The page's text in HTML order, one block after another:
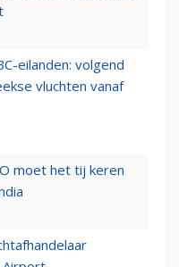
eilanden: volgend
vluchten vanaf
moet het tij keren